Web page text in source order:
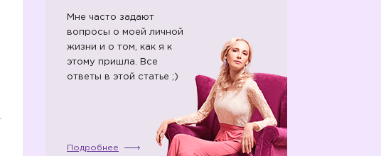
Мне часто задают
вопросы о моей личной
жизни и о том, как я к
этому пришла. Все
ответы в этой статье ;)
Подробнее